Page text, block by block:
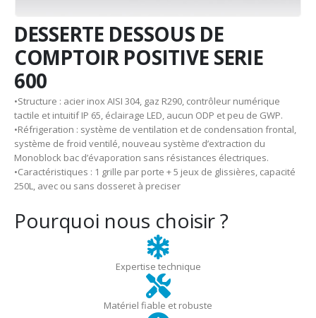
DESSERTE DESSOUS DE
COMPTOIR POSITIVE SERIE
600
•Structure : acier inox AISI 304, gaz R290, contrôleur numérique
tactile et intuitif IP 65, éclairage LED, aucun ODP et peu de GWP.
•Réfrigeration : système de ventilation et de condensation frontal,
système de froid ventilé, nouveau système d’extraction du
Monoblock bac d’évaporation sans résistances électriques.
•Caractéristiques : 1 grille par porte + 5 jeux de glissières, capacité
250L, avec ou sans dosseret à preciser
Pourquoi nous choisir ?
Expertise technique
Matériel fiable et robuste